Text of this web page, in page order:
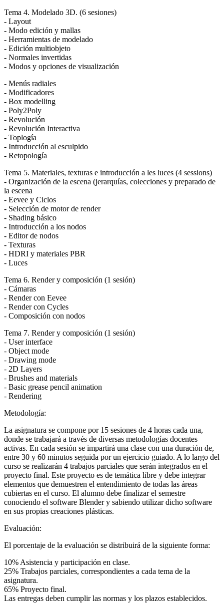
Tema 4. Modelado 3D. (6 sesiones)
- Layout
- Modo edición y mallas
- Herramientas de modelado
- Edición multiobjeto
- Normales invertidas
- Modos y opciones de visualización
- Menús radiales
- Modificadores
- Box modelling
- Poly2Poly
- Revolución
- Revolución Interactiva
- Toplogía
- Introducción al esculpido
- Retopología
Tema 5. Materiales, texturas e introducción a les luces (4 sessions)
- Organización de la escena (jerarquías, colecciones y preparado de
la escena
- Eevee y Ciclos
- Selección de motor de render
- Shading básico
- Introducción a los nodos
- Editor de nodos
- Texturas
- HDRI y materiales PBR
- Luces
Tema 6. Render y composición (1 sesión)
- Cámaras
- Render con Eevee
- Render con Cycles
- Composición con nodos
Tema 7. Render y composición (1 sesión)
- User interface
- Object mode
- Drawing mode
- 2D Layers
- Brushes and materials
- Basic grease pencil animation
- Rendering
Metodología:
La asignatura se compone por 15 sesiones de 4 horas cada una,
donde se trabajará a través de diversas metodologías docentes
activas. En cada sesión se impartirá una clase con una duración de,
entre 30 y 60 minutos seguida por un ejercicio guiado. A lo largo del
curso se realizarán 4 trabajos parciales que serán integrados en el
proyecto final. Este proyecto es de temática libre y debe integrar
elementos que demuestren el entendimiento de todas las áreas
cubiertas en el curso. El alumno debe finalizar el semestre
conociendo el software Blender y sabiendo utilizar dicho software
en sus propias creaciones plásticas.
Evaluación:
El porcentaje de la evaluación se distribuirá de la siguiente forma:
10% Asistencia y participación en clase.
25% Trabajos parciales, correspondientes a cada tema de la
asignatura.
65% Proyecto final.
Las entregas deben cumplir las normas y los plazos establecidos.